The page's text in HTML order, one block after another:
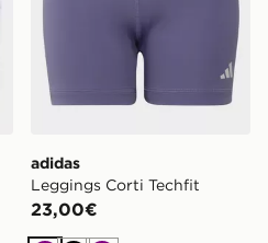
adidas
Leggings Corti Techfit
23,00€